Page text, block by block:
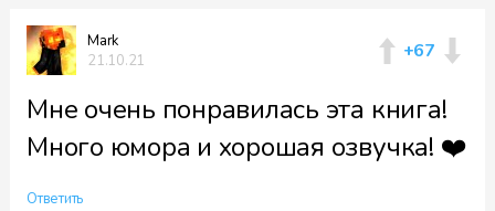
Mark
21.10.21
+67
Мне очень понравилась эта книга!
Много юмора и хорошая озвучка! ❤️
Ответить